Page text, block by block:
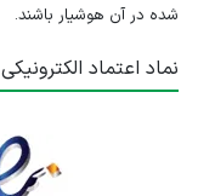
شده در آن هوشیار باشند.
نماد اعتماد الکترونیکی